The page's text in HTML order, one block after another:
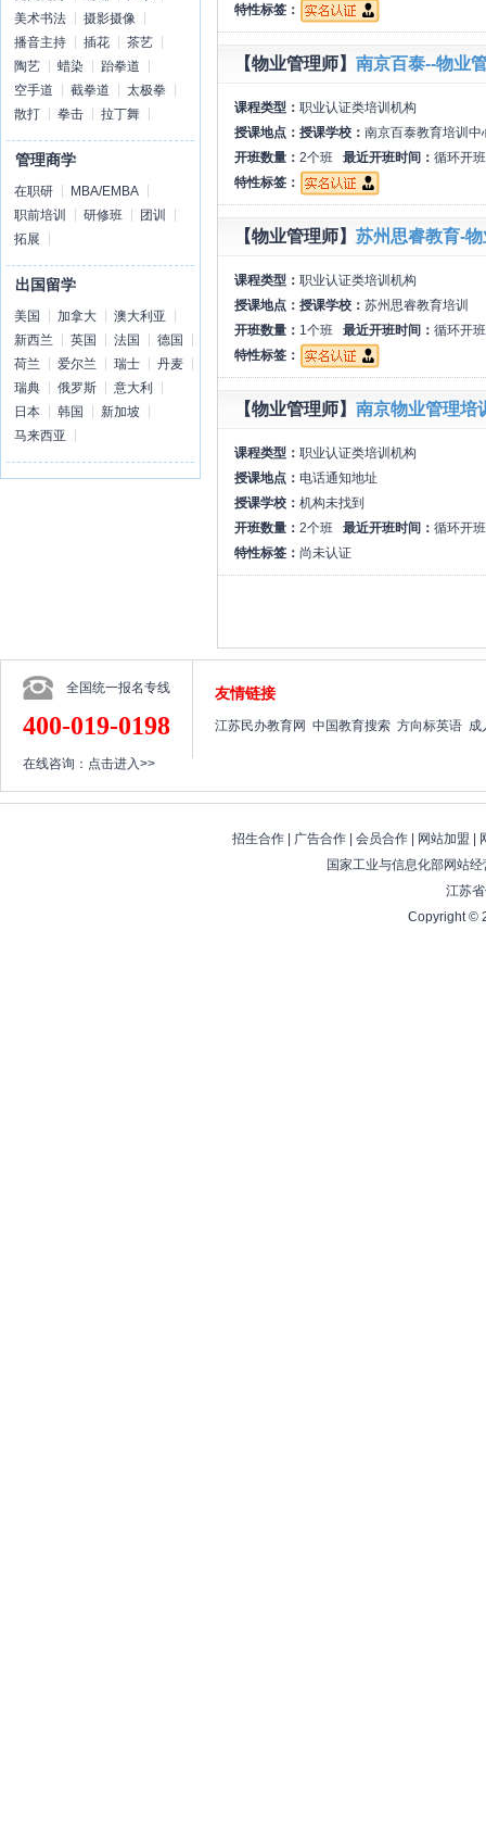
美术书法
摄影摄像
播音主持
插花
茶艺
陶艺
蜡染
跆拳道
空手道
截拳道
太极拳
散打
拳击 拉丁舞
管理商学
在职研
MBA/EMBA
职前培训
研修班
团训
拓展
出国留学
美国 加拿大
澳大利亚
新西兰
英国 法国
德国
荷兰
爱尔兰 瑞士
丹麦
瑞典
俄罗斯
意大利
日本
韩国
新加坡
马来西亚
特性标签：
【物业管理师】 南京百泰--物业
课程类型： 职业认证类培训机构
授课地点： 授课学校： 南京百泰教育培训中
开班数量： 2个班 最近开班时间： 循环开班
特性标签：
【物业管理师】 苏州思睿教育-
课程类型： 职业认证类培训机构
授课地点： 授课学校： 苏州思睿教育培训
开班数量： 1个班 最近开班时间： 循环开班
特性标签：
【物业管理师】 南京物业管理培
课程类型： 职业认证类培训机构
授课地点： 电话通知地址
授课学校： 机构未找到
开班数量： 2个班 最近开班时间： 循环开班
特性标签： 尚未认证
全国统一报名专线
400-019-0198
在线咨询： 点击进入>>
友情链接
江苏民办教育网 中国教育搜索 方向标英语 成
招生合作| 广告合作| 会员合作| 网站加盟 |
国家工业与信息化部网站
江苏
Copyright ©